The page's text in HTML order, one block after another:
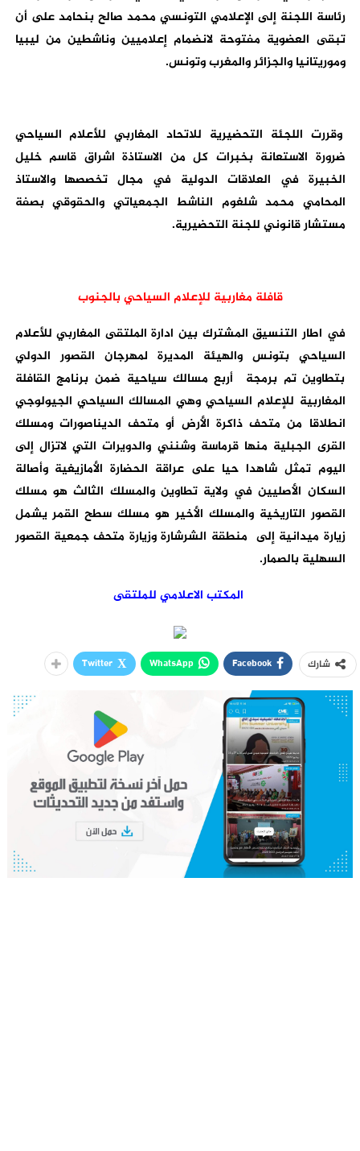
رئاسة اللجنة إلى الإعلامي التونسي محمد صالح بنحامد على أن
تبقى العضوية مفتوحة لانضمام إعلاميين وناشطين من ليبيا
وموريتانيا والجزائر والمغرب وتونس.
وقررت اللجئة التحضيرية للاتحاد المغاربي للأعلام السياحي
ضرورة الاستعانة بخبرات كل من الاستاذة اشراق قاسم خليل
الخبيرة في العلاقات الدولية في مجال تخصصها والاستاذ
المحامي محمد شلغوم الناشط الجمعياتي والحقوقي بصفة
مستشار قانوني للجنة التحضيرية.
قافلة مغاربية للإعلام السياحي بالجنوب
في اطار التنسيق المشترك بين ادارة الملتقى المغاربي للأعلام
السياحي بتونس والهيئة المديرة لمهرجان القصور الدولي
بتطاوين تم برمجة أربع مسالك سياحية ضمن برنامج القافلة
المغاربية للإعلام السياحي وهي المسالك السياحي الجيولوجي
انطلاقا من متحف ذاكرة الأرض أو متحف الديناصورات ومسلك
القرى الجبلية منها قرماسة وشنني والدويرات التي لاتزال إلى
اليوم تمثل شاهدا حيا على عراقة الحضارة الأمازيغية وأصالة
السكان الأصليين في ولاية تطاوين والمسلك الثالث هو مسلك
القصور التاريخية والمسلك الأخير هو مسلك سطح القمر يشمل
زيارة ميدانية إلى منطقة الشرشارة وزيارة متحف جمعية القصور
السهلية بالصمار.
المكتب الاعلامي للملتقى
شارك Facebook
WhatsApp
Twitter